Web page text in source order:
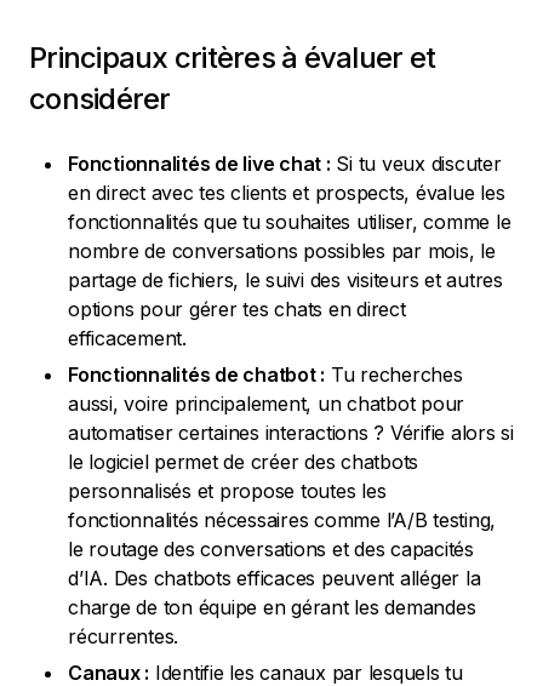
Principaux critères à évaluer et
considérer
Fonctionnalités de live chat : Si tu veux discuter
en direct avec tes clients et prospects, évalue les
fonctionnalités que tu souhaites utiliser, comme le
nombre de conversations possibles par mois, le
partage de fichiers, le suivi des visiteurs et autres
options pour gérer tes chats en direct
efficacement.
Fonctionnalités de chatbot : Tu recherches
aussi, voire principalement, un chatbot pour
automatiser certaines interactions ? Vérifie alors si
le logiciel permet de créer des chatbots
personnalisés et propose toutes les
fonctionnalités nécessaires comme l’A/B testing,
le routage des conversations et des capacités
d’IA. Des chatbots efficaces peuvent alléger la
charge de ton équipe en gérant les demandes
récurrentes.
Canaux : Identifie les canaux par lesquels tu